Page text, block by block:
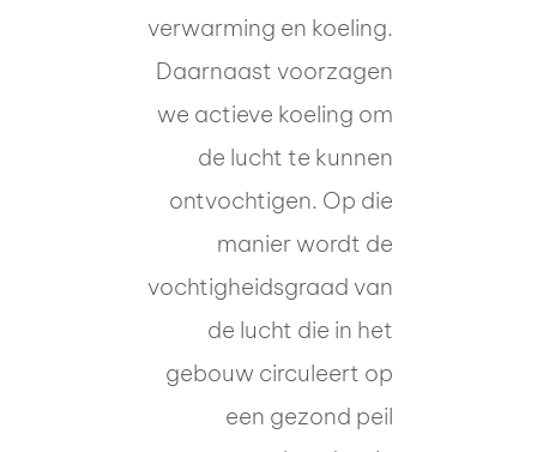
verwarming en koeling.
Daarnaast voorzagen
we actieve koeling om
de lucht te kunnen
ontvochtigen. Op die
manier wordt de
vochtigheidsgraad van
de lucht die in het
gebouw circuleert op
een gezond peil